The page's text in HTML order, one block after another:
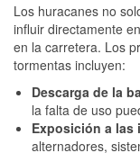
Los huracanes no
influir directamente
en la carretera. Los
tormentas incluyen:
Descarga de la
la falta de uso
Exposición a las
alternadores,